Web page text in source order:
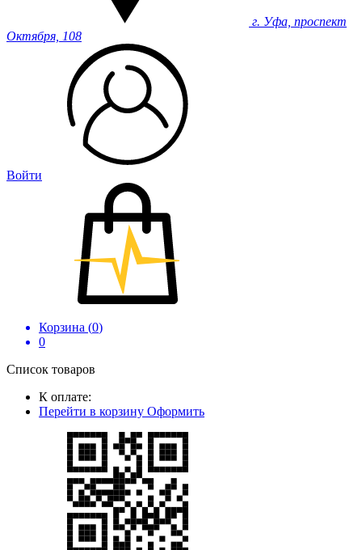
г. Уфа, проспект
Октября, 108
Войти
Корзина (0)
0
Список товаров
К оплате:
Перейти в корзину Оформить